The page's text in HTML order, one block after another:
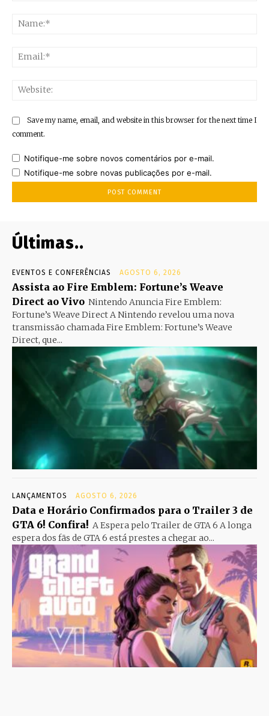
Save my name, email, and website in this browser for the next time I
comment.
Notifique-me sobre novos comentários por e-mail.
Notifique-me sobre novas publicações por e-mail.
Últimas..
EVENTOS E CONFERÊNCIAS AGOSTO 6, 2026
Assista ao Fire Emblem: Fortune’s Weave
Direct ao Vivo Nintendo Anuncia Fire Emblem:
Fortune’s Weave Direct A Nintendo revelou uma nova
transmissão chamada Fire Emblem: Fortune’s Weave
Direct, que...
LANÇAMENTOS AGOSTO 6, 2026
Data e Horário Confirmados para o Trailer 3 de
GTA 6! Confira! A Espera pelo Trailer de GTA 6 A longa
espera dos fãs de GTA 6 está prestes a chegar ao...